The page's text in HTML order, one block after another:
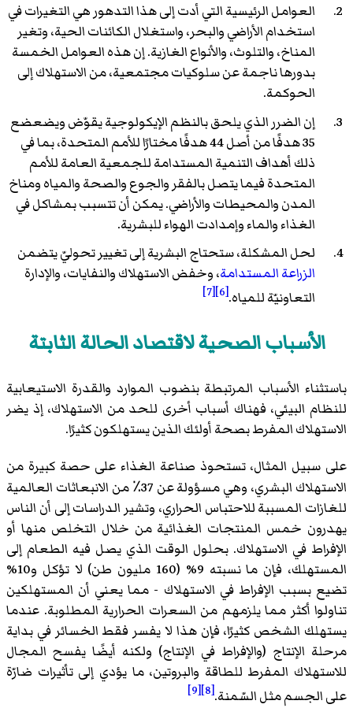
العوامل الرئيسية التي أدت إلى هذا التدهور هي التغيرات في
استخدام الأراضي والبحر، واستغلال الكائنات الحية، وتغير
المناخ، والتلوث، والأنواع الغازية. إن هذه العوامل الخمسة
بدورها ناجمة عن سلوكيات مجتمعية، من الاستهلاك إلى
الحوكمة.
إن الضرر الذي يلحق بالنظم الإيكولوجية يقوّض ويضعضع
35 هدفًا من أصل 44 هدفًا مختارًا للأمم المتحدة، بما في
ذلك أهداف التنمية المستدامة للجمعية العامة للأمم
المتحدة فيما يتصل بالفقر والجوع والصحة والمياه ومناخ
المدن والمحيطات والأراضي. يمكن أن تتسبب بمشاكل في
الغذاء والماء وإمدادت الهواء للبشرية.
لحل المشكلة، ستحتاج البشرية إلى تغيير تحوليّ يتضمن
الزراعة المستدامة، وخفض الاستهلاك والنفايات، والإدارة
التعاونيّة للمياه.[6]
[7]
الأسباب الصحية لاقتصاد الحالة الثابتة
باستثناء الأسباب المرتبطة بنضوب الموارد والقدرة الاستيعابية
للنظام البيئي، فهناك أسباب أخرى للحد من الاستهلاك، إذ يضر
الاستهلاك المفرط بصحة أولئك الذين يستهلكون كثيرًا.
على سبيل المثال، تستحوذ صناعة الغذاء على حصة كبيرة من
الاستهلاك البشري، وهي مسؤولة عن 37٪ من الانبعاثات العالمية
للغازات المسببة للاحتباس الحراري، وتشير الدراسات إلى أن الناس
يهدرون خمس المنتجات الغذائية من خلال التخلص منها أو
الإفراط في الاستهلاك. بحلول الوقت الذي يصل فيه الطعام إلى
المستهلك، فإن ما نسبته 9% (160 مليون طن) لا تؤكل و10%
تضيع بسبب الإفراط في الاستهلاك - مما يعني أن المستهلكين
تناولوا أكثر مما يلزمهم من السعرات الحرارية المطلوبة. عندما
يستهلك الشخص كثيرًا، فإن هذا لا يفسر فقط الخسائر في بداية
مرحلة الإنتاج (والإفراط في الإنتاج) ولكنه أيضًا يفسح المجال
للاستهلاك المفرط للطاقة والبروتين، ما يؤدي إلى تأثيرات ضارّة
على الجسم مثل السّمنة.[8]
[9]